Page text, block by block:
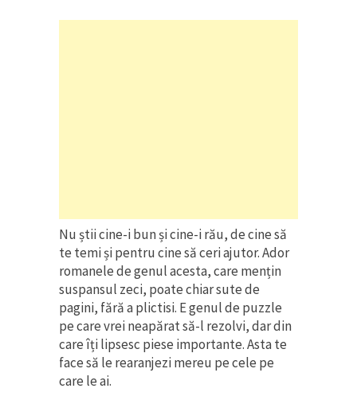
Nu știi cine-i bun și cine-i rău, de cine să
te temi și pentru cine să ceri ajutor. Ador
romanele de genul acesta, care mențin
suspansul zeci, poate chiar sute de
pagini, fără a plictisi. E genul de puzzle
pe care vrei neapărat să-l rezolvi, dar din
care îți lipsesc piese importante. Asta te
face să le rearanjezi mereu pe cele pe
care le ai.